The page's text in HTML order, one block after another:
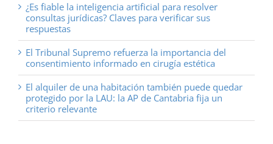
¿Es fiable la inteligencia artificial para resolver
consultas jurídicas? Claves para verificar sus
respuestas
El Tribunal Supremo refuerza la importancia del
consentimiento informado en cirugía estética
El alquiler de una habitación también puede quedar
protegido por la LAU: la AP de Cantabria fija un
criterio relevante